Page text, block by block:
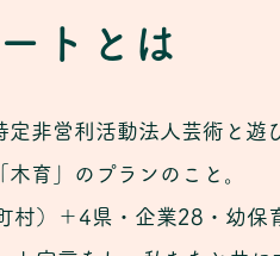
トとは
定非営利活動法人芸術と遊
育」のプランのこと。
村）＋4県・企業28・幼保